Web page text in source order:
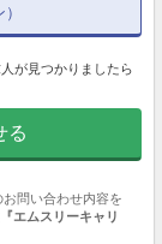
が見つかりましたら
る
問い合わせ内容を
『エムスリーキャリ